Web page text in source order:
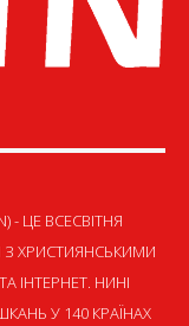
- ЦЕ ВСЕСВІТНЯ
ХРИСТИЯНСЬКИМИ
ІНТЕРНЕТ. НИНІ
У 140 КРАЇНАХ